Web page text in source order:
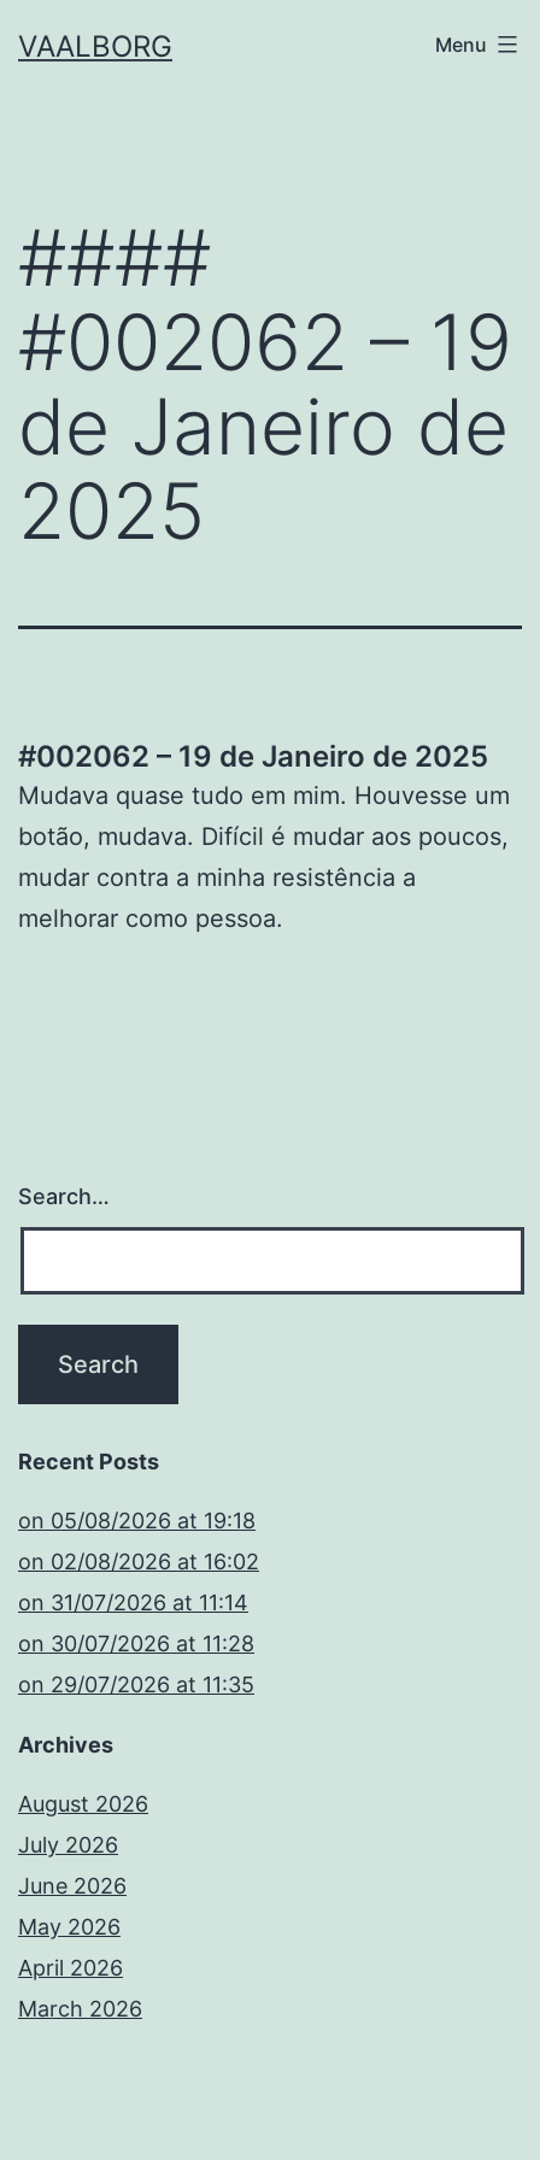
toVAALBORG Menu
####
#002062 – 19
de Janeiro de
2025
#002062 – 19 de Janeiro de 2025
Mudava quase tudo em mim. Houvesse um
botão, mudava. Difícil é mudar aos poucos,
mudar contra a minha resistência a
melhorar como pessoa.
Search…
Recent Posts
​on 05/08/2026 at 19:18
​on 02/08/2026 at 16:02
​on 31/07/2026 at 11:14
​on 30/07/2026 at 11:28
​on 29/07/2026 at 11:35
Archives
August 2026
July 2026
June 2026
May 2026
April 2026
March 2026